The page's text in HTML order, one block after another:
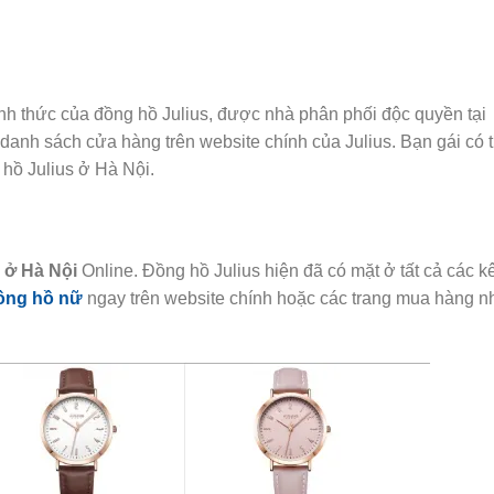
thức của đồng hồ Julius, được nhà phân phối độc quyền tại
sách cửa hàng trên website chính của Julius. Bạn gái có
Julius ở Hà Nội.
Hà Nội Online. Đồng hồ Julius hiện đã có mặt ở tất cả các
hồ nữ ngay trên website chính hoặc các trang mua hàng